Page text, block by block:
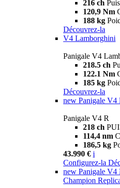
216 ch
120,9 Nm
188 kg
Découvrez-la
V4 Lamborghini
Panigale V4
218.5 ch
122.1 Nm
185 kg
Découvrez-la
new Panigale V4
Panigale V4 R
218 ch
114,4 nm
186,5 kg
43.990 € i
Configurez-la
new Panigale V4
Champion